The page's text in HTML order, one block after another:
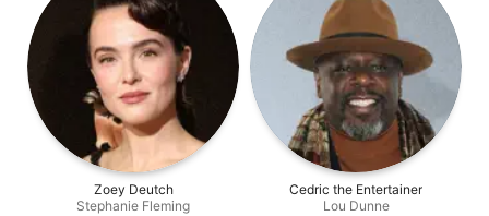
Zoey Deutch
Stephanie Fleming
Cedric the Entertainer
Lou Dunne